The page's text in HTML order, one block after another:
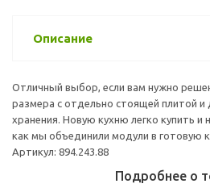
Описание
Отличный выбор, если вам нужно
размера с отдельно стоящей плитой и
хранения. Новую кухню легко купить и
как мы объединили модули в готовую
Артикул: 894.243.88
Подробнее о